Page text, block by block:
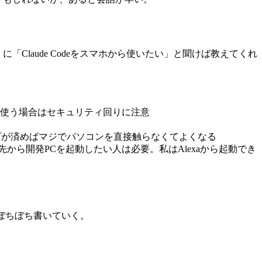
「Claude Codeをスマホから使いたい」と聞けば教えてくれ
う場合はセキュリティ回りに注意
済めばマジでパソコンを直接触らなくてよくなる
ら開発PCを起動したい人は必要。私はAlexaから起動でき
ぼち書いていく。